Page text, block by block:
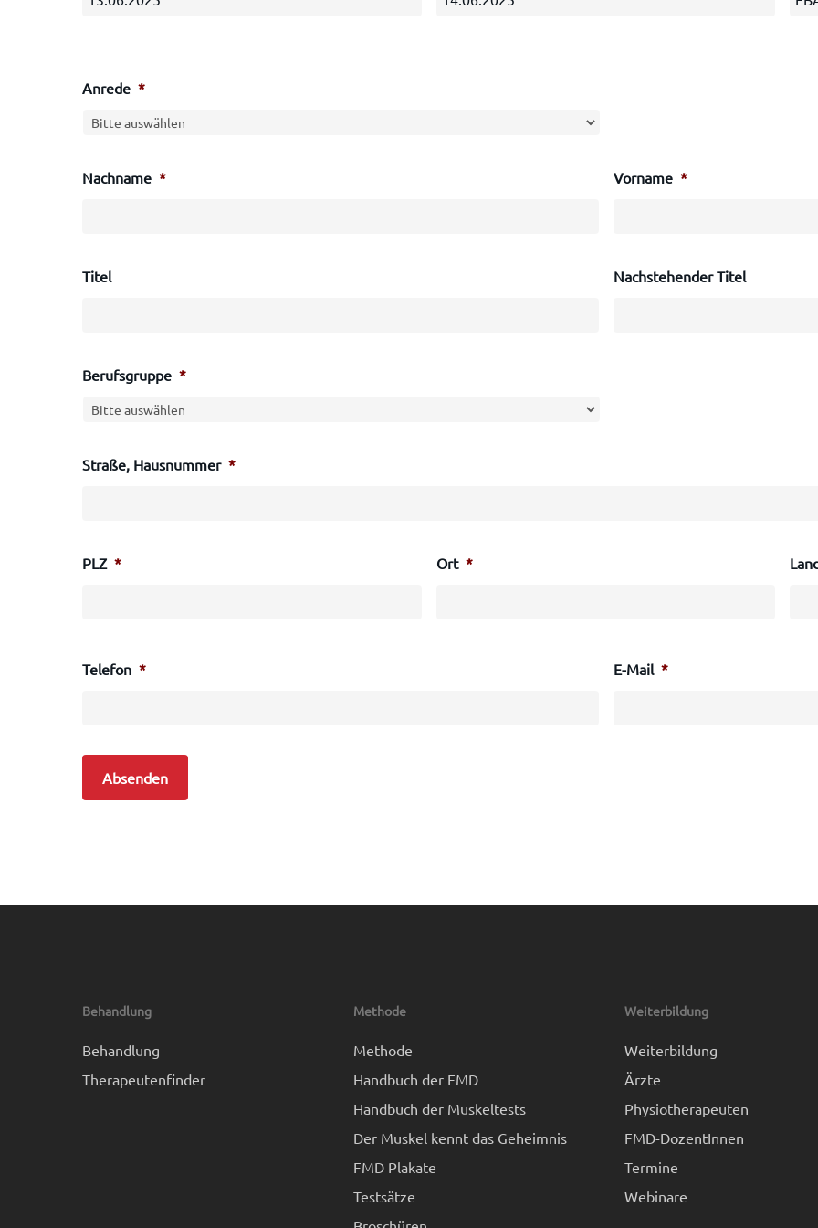
Anrede *
Nachname * Vorname *
Titel Nachstehender Titel
Berufsgruppe *
Straße, Hausnummer *
PLZ * Ort *
Telefon * E-Mail *
Absenden
Behandlung
Behandlung
Therapeutenfinder
Methode
Methode
Handbuch der FMD
Handbuch der Muskeltests
Der Muskel kennt das Geheimnis
FMD Plakate
Testsätze
Weiterbildung
Weiterbildung
Ärzte
Physiotherapeuten
FMD-DozentInnen
Termine
Webinare